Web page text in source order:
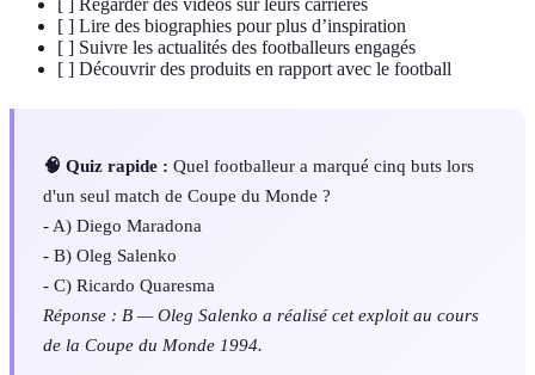
[ ] Lire des biographies pour plus d’inspiration
[ ] Suivre les actualités des footballeurs engagés
[ ] Découvrir des produits en rapport avec le football
🧠 Quiz rapide : Quel footballeur a marqué cinq buts lors
d'un seul match de Coupe du Monde ?
- A) Diego Maradona
- B) Oleg Salenko
- C) Ricardo Quaresma
Réponse : B — Oleg Salenko a réalisé cet exploit au cours
de la Coupe du Monde 1994.